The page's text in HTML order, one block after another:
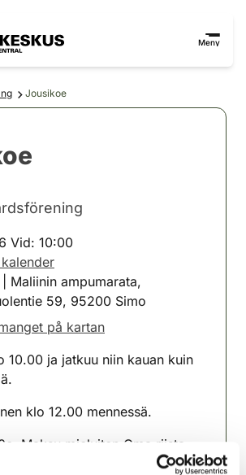
Meny
Jousikoe
Vid: 10:00
Maliinin ampumarata,
59, 95200 Simo
på kartan
välilehteen)
10.00 ja jatkuu niin kauan kuin
klo 12.00 mennessä.
Maksu mieluiten Oma riista